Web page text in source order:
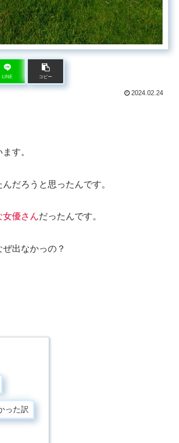
LINE コピー
2024.02.24
す。
だろうと思ったんです。
女優さんだったんです。
出なかっの？
った訳